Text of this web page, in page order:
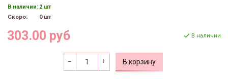
В наличии: 2 шт
Скоро:
0 шт
303.00 руб В наличии
В корзину